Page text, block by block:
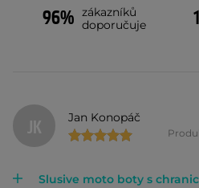
96% zákazníků
doporučuje
JK Jan Konopáč
Slusive moto boty s